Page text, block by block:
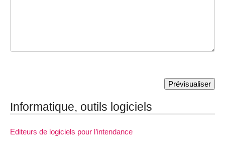
Informatique, outils logiciels
Editeurs de logiciels pour l’intendance